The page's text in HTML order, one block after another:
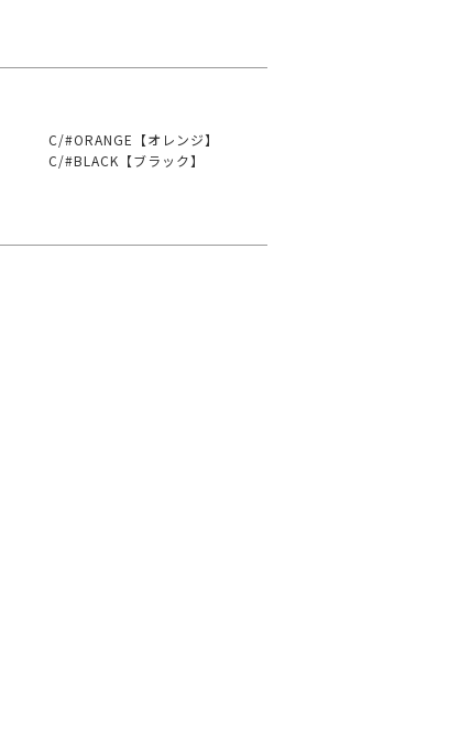
C/#ORANGE【オレンジ】
C/#BLACK【ブラック】